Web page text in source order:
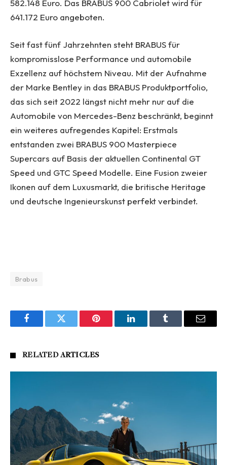
582.148 Euro. Das BRABUS 900 Cabriolet wird für
641.172 Euro angeboten.
Seit fast fünf Jahrzehnten steht BRABUS für
kompromisslose Performance und automobile
Exzellenz auf höchstem Niveau. Mit der Aufnahme
der Marke Bentley in das BRABUS Produktportfolio,
das sich seit 2022 längst nicht mehr nur auf die
Automobile von Mercedes-Benz beschränkt, beginnt
ein weiteres aufregendes Kapitel: Erstmals
entstanden zwei BRABUS 900 Masterpiece
Supercars auf Basis der aktuellen Continental GT
Speed und GTC Speed Modelle. Eine Fusion zweier
Ikonen auf dem Luxusmarkt, die britische Heritage
und deutsche Ingenieurskunst perfekt verbindet.
Brabus
FacebookTwitter Pinterest LinkedInTumblr Email
RELATEDARTICLES